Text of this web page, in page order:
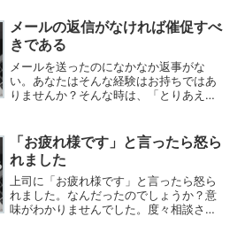
メールの返信がなければ催促すべ
きである
メールを送ったのになかなか返事がな
い。あなたはそんな経験はお持ちではあ
りませんか？そんな時は、「とりあえず
よ。メールでの催促のかけ方をお教えし
ます。
「お疲れ様です」と言ったら怒ら
れました
上司に「お疲れ様です」と言ったら怒ら
れました。なんだったのでしょうか？意
味がわかりませんでした。度々相談され